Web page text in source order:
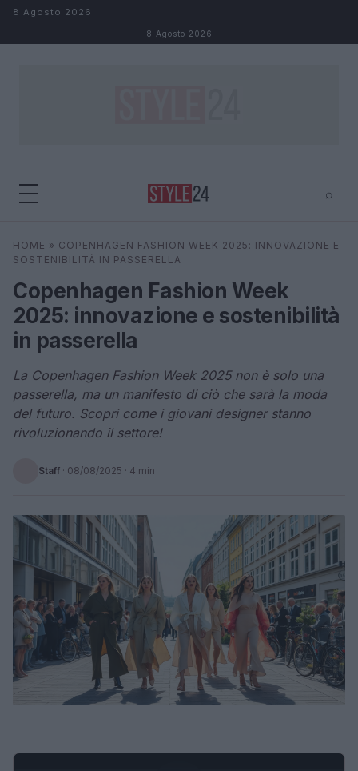
Salta al contenuto
8 Agosto 2026
8 Agosto 2026
⌕
Cerca ⌕ ×
HOME » COPENHAGEN FASHION WEEK 2025: INNOVAZIONE E
SOSTENIBILITÀ IN PASSERELLA
Copenhagen Fashion Week
2025: innovazione e sostenibilità
in passerella
La Copenhagen Fashion Week 2025 non è solo una
passerella, ma un manifesto di ciò che sarà la moda
del futuro. Scopri come i giovani designer stanno
rivoluzionando il settore!
Staff · 08/08/2025 · 4 min